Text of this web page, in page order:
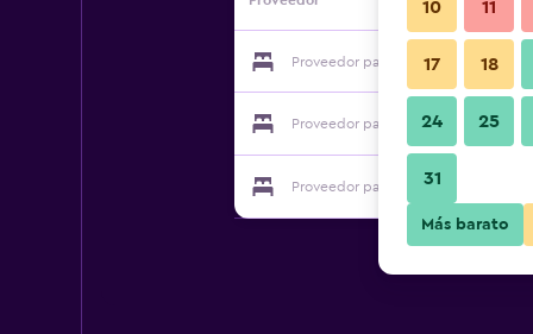
Proveedor para Pension Belchite
Proveedor para Pension Belchite
Proveedor para Pension Belchite
10 11
17 18
24 25
31
Más barato